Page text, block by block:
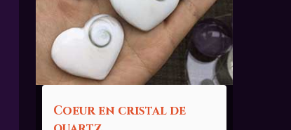
Coeur en cristal de